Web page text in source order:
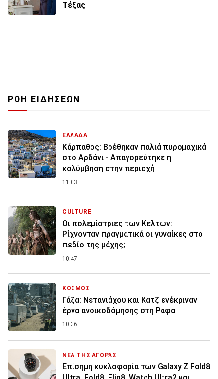
Τέξας
ΡΟΗ ΕΙΔΗΣΕΩΝ
ΕΛΛΑΔΑ
Κάρπαθος: Βρέθηκαν παλιά πυρομαχικά
στο Αρδάνι - Απαγορεύτηκε η
κολύμβηση στην περιοχή
11:03
CULTURE
Οι πολεμίστριες των Κελτών:
Ρίχνονταν πραγματικά οι γυναίκες στο
πεδίο της μάχης;
10:47
ΚΟΣΜΟΣ
Γάζα: Νετανιάχου και Κατζ ενέκριναν
έργα ανοικοδόμησης στη Ράφα
10:36
ΝΕΑ ΤΗΣ ΑΓΟΡΑΣ
Επίσημη κυκλοφορία των Galaxy Z Fold8